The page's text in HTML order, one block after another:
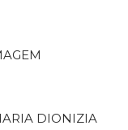
DIONIZIA